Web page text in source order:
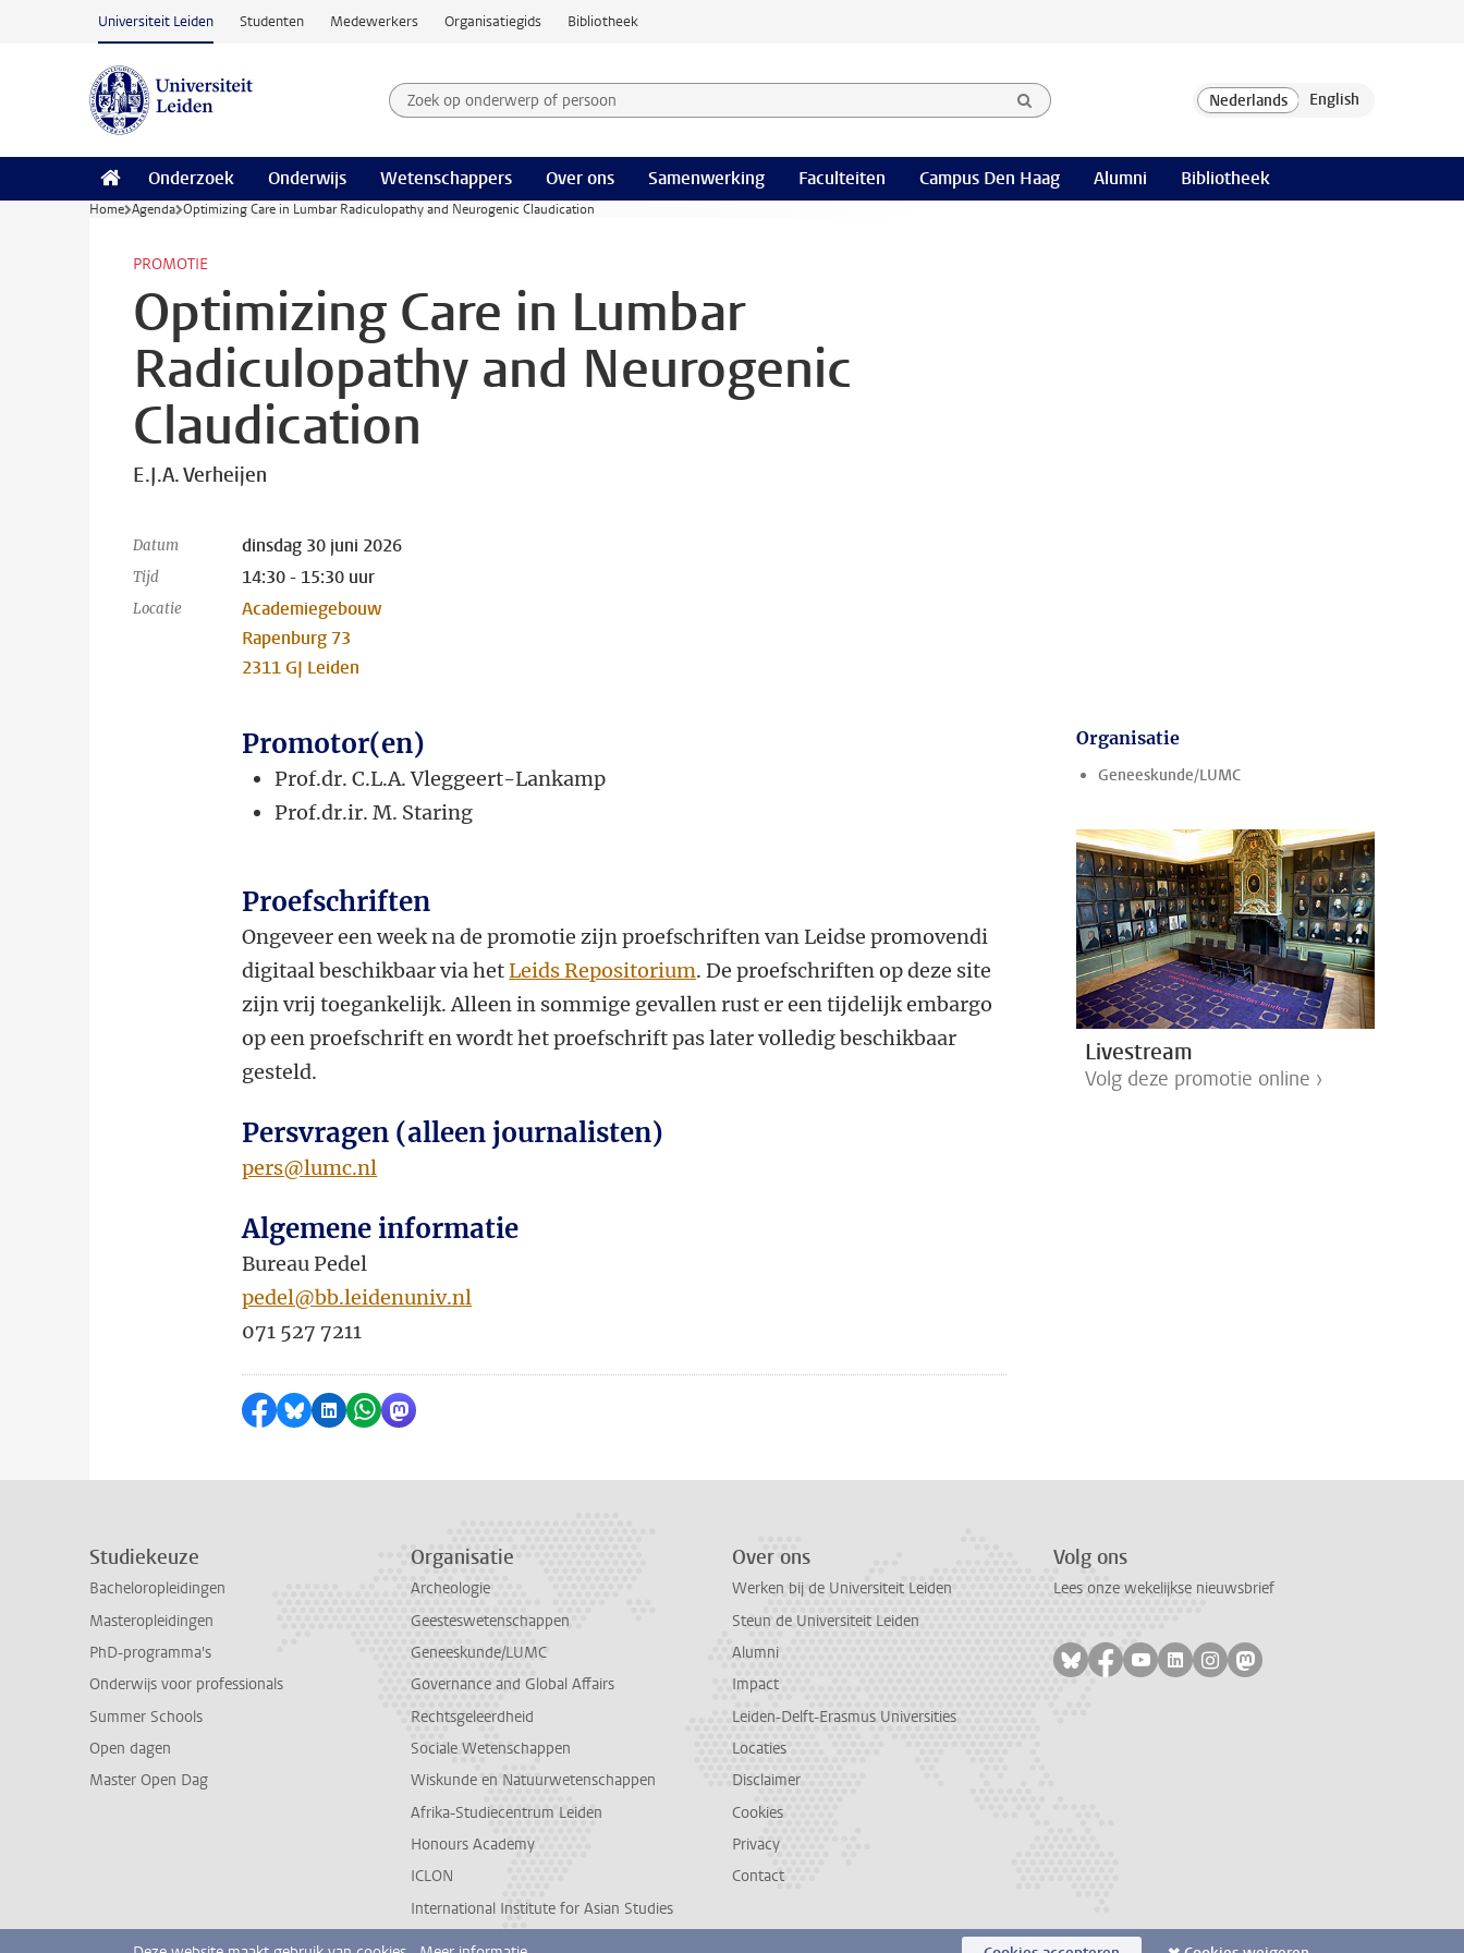
Ga naar hoofdinhoud
Universiteit Leiden Studenten Medewerkers Organisatiegids Bibliotheek
Zoek op onderwerp of persoon en selecteer categorie
Zoekterm
Onderzoek Onderwijs Wetenschappers Over ons Samenwerking Faculteiten Campus Den Haag Alumni Bibliotheek
Home Agenda Optimizing Care in Lumbar Radiculopathy and Neurogenic Claudication
PROMOTIE
Optimizing Care in Lumbar
Radiculopathy and Neurogenic
Claudication
E.J.A. Verheijen
Datum dinsdag 30 juni 2026
Tijd 14:30 - 15:30 uur
Locatie
Academiegebouw
Rapenburg 73
2311 GJ Leiden
Promotor(en)
Prof.dr. C.L.A. Vleggeert-Lankamp
Prof.dr.ir. M. Staring
Proefschriften
Ongeveer een week na de promotie zijn proefschriften van Leidse promovendi
digitaal beschikbaar via hetLeids Repositorium. De proefschriften op deze site
zijn vrij toegankelijk. Alleen in sommige gevallen rust er een tijdelijk embargo
op een proefschrift en wordt het proefschrift pas later volledig beschikbaar
gesteld.
Persvragen (alleen journalisten)
pers@lumc.nl
Algemene informatie
Bureau Pedel
pedel@bb.leidenuniv.nl
071 527 7211
Delen op Facebook
Delen via Bluesky
Delen op LinkedIn
Delen via WhatsApp
Delen via Mastodon
Organisatie
Geneeskunde/LUMC
Livestream
Volg deze promotie online ›
Studiekeuze
Bacheloropleidingen
Masteropleidingen
PhD-programma's
Onderwijs voor professionals
Summer Schools
Open dagen
Master Open Dag
Organisatie
Archeologie
Geesteswetenschappen
Geneeskunde/LUMC
Governance and Global Affairs
Rechtsgeleerdheid
Sociale Wetenschappen
Wiskunde en Natuurwetenschappen
Afrika-Studiecentrum Leiden
Honours Academy
ICLON
International Institute for Asian Studies
Over ons
Werken bij de Universiteit Leiden
Steun de Universiteit Leiden
Alumni
Impact
Leiden-Delft-Erasmus Universities
Locaties
Disclaimer
Cookies
Privacy
Contact
Volg ons
Lees onze wekelijkse nieuwsbrief
Volg ons op bluesky
Volg ons op facebook
Volg ons op youtube
Volg ons op linkedin
Volg ons op instagram
Volg ons op mastodon